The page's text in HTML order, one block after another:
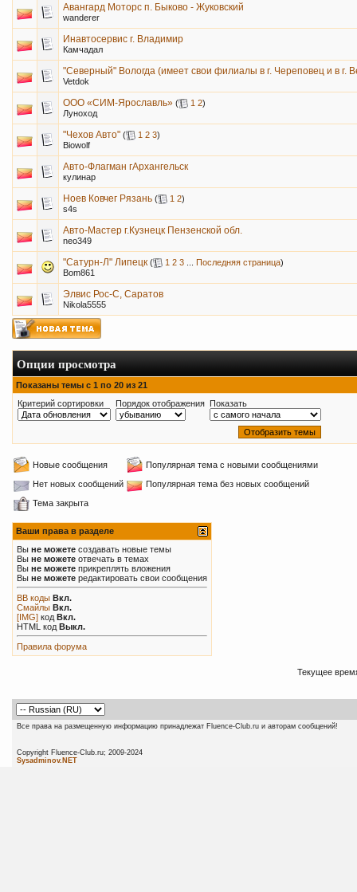
Авангард Моторс п. Быково - Жуковский
wanderer
Инавтосервис г. Владимир
Камчадал
"Северный" Вологда (имеет свои филиалы в г. Череповец и в г.
Vetdok
ООО «СИМ-Ярославль» ( 1 2)
Луноход
"Чехов Авто" ( 1 2 3)
Biowolf
Авто-Флагман гАрхангельск
кулинар
Ноев Ковчег Рязань ( 1 2)
s4s
Авто-Мастер г.Кузнецк Пензенской обл.
neo349
"Сатурн-Л" Липецк ( 1 2 3 Последняя страница)
Bom861
Элвис Рос-С, Саратов
Nikola5555
Опции просмотра
Показаны темы с 1 по 20 из 21
Критерий сортировки
Порядок отображения Показать
Новые сообщения
Популярная тема с новыми сообщениями
Нет новых сообщений
Популярная тема без новых сообщений
Тема закрыта
Ваши права в разделе
Вы не можете создавать новые темы
Вы не можете отвечать в темах
Вы не можете прикреплять вложения
Вы не можете редактировать свои сообщения
BB коды Вкл.
Смайлы Вкл.
[IMG] код Вкл.
HTML код Выкл.
Правила форума
Текущее
Все права на размещенную информацию принадлежат Fluence-Club.ru и авторам сообщений!
Copyright Fluence-Club.ru;
Sysadminov.NET